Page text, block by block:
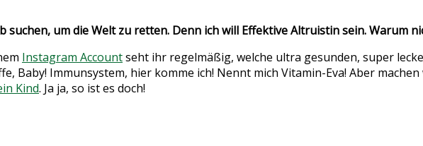
um die Welt zu retten. Denn ich will Effektive Altruistin sein. Warum
Instagram Accountseht ihr regelmäßig, welche ultra gesunden, super
Baby! Immunsystem, hier komme ich! Nennt mich Vitamin-Eva! Aber
Kind. Ja ja, so ist es doch!